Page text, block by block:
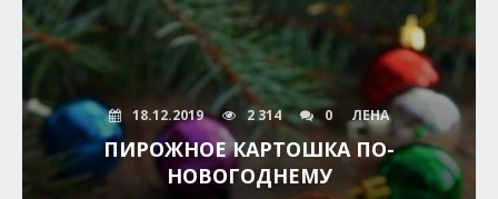
18.12.2019 2 314 0 ЛЕНА
ПИРОЖНОЕ КАРТОШКА ПО-
НОВОГОДНЕМУ